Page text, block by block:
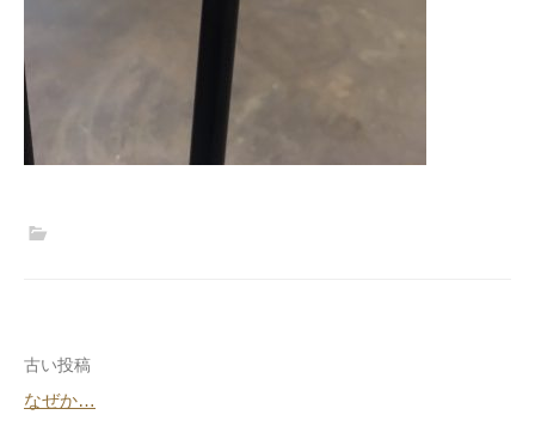
投
稿
古い投稿
なぜか…